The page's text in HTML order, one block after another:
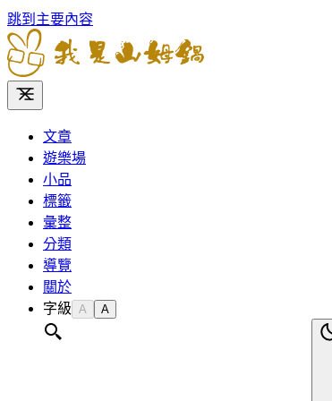
跳到主要內容
文章
遊樂場
小品
標籤
彙整
分類
導覽
關於
字級 A A